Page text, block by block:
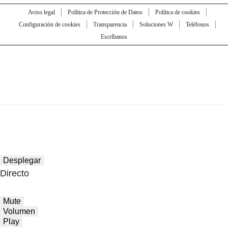
Aviso legal Política de Protección de Datos
Política de cookies
Configuración de cookies
Transparencia Soluciones W
Teléfonos
Escríbanos
Desplegar
Directo
Mute
Volumen
Play